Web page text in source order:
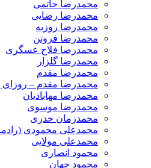
محمدرضا حاتمی
محمدرضا رضایی
محمدرضا روزبه
محمدرضا فروتن
محمدرضا فلاح عسگری
محمدرضا گلزار
محمدرضا مقدم
محمدرضا مقدم – روزای
محمدرضا مهابادیان
محمدرضا موسوی
محمدزمان خدری
محمدعلی محمودی
محمدعلی مولایی
محمود انصاری
محمود جهان